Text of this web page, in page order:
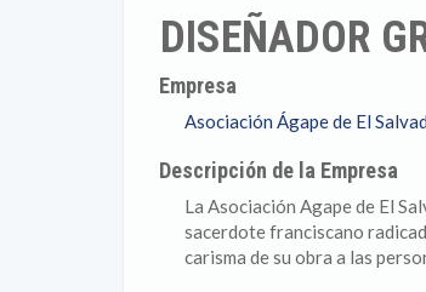
DISEÑADOR
Empresa
Asociación Ágape de El
Descripción de la Empresa
La Asociación Agape de El
sacerdote franciscano
carisma de su obra a las